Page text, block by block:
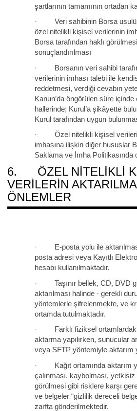
şartlarının tamamının ortadan
· Veri sahibinin Borsa
özel nitelikli kişisel verilerinin
Borsa tarafından haklı
sonuçlandırılması
· Borsanın veri sahibi
verilerinin imhası talebi ile
reddetmesi, verdiği cevabın
Kanun’da öngörülen süre
hallerinde; Kurul’a şikâyette
Kurul tarafından uygun
· Özel nitelikli kişisel
imhasına ilişkin diğer hususlar
Saklama ve İmha Politikasında
6. ÖZEL NITELIKLI
VERILERIN
ÖNLEMLER
· E-posta yolu ile
posta adresi veya Kayıtlı
hesabı kullanılmaktadır.
· Taşınır bellek, CD, DVD
aktarılması halinde - gerekli
yöntemlerle şifrelenmekte, ve
ortamda tutulmaktadır.
· Farklı fiziksel ortamlardaki
aktarma yapılırken, sunucular
veya SFTP yöntemiyle aktarım
· Kağıt ortamında aktarım
çalınması, kaybolması,
görülmesi gibi risklere karşı
ve belgeler “gizlilik dereceli
zarfta gönderilmektedir.